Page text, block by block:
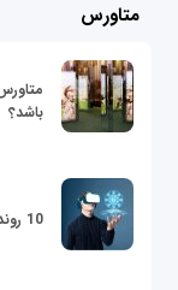
متاورس
باشد؟
10 روند برتر تجارت و فناوری در سال 2022